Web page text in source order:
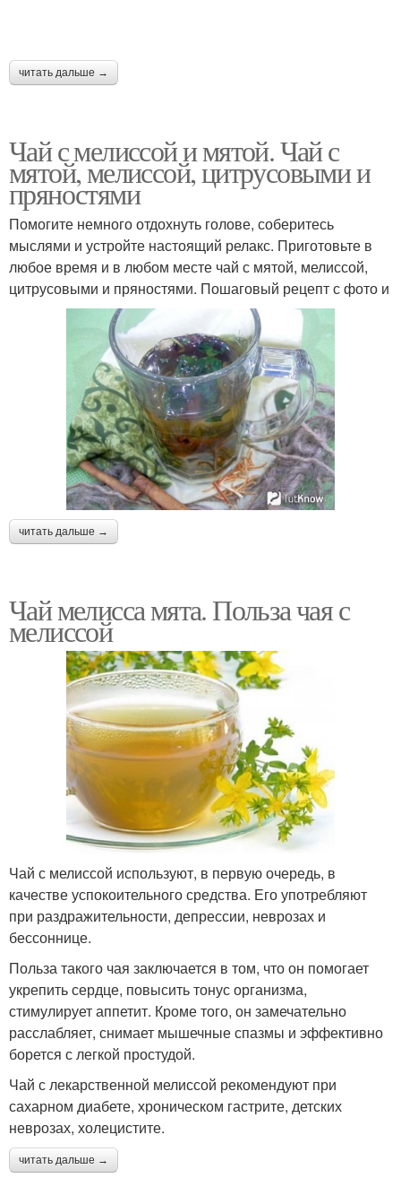
читать дальше →
Чай с мелиссой и мятой. Чай с
мятой, мелиссой, цитрусовыми и
пряностями
Помогите немного отдохнуть голове, соберитесь
мыслями и устройте настоящий релакс. Приготовьте в
любое время и в любом месте чай с мятой, мелиссой,
цитрусовыми и пряностями. Пошаговый рецепт с фото и
читать дальше →
Чай мелисса мята. Польза чая с
мелиссой
Чай с мелиссой используют, в первую очередь, в
качестве успокоительного средства. Его употребляют
при раздражительности, депрессии, неврозах и
бессоннице.
Польза такого чая заключается в том, что он помогает
укрепить сердце, повысить тонус организма,
стимулирует аппетит. Кроме того, он замечательно
расслабляет, снимает мышечные спазмы и эффективно
борется с легкой простудой.
Чай с лекарственной мелиссой рекомендуют при
сахарном диабете, хроническом гастрите, детских
неврозах, холецистите.
читать дальше →